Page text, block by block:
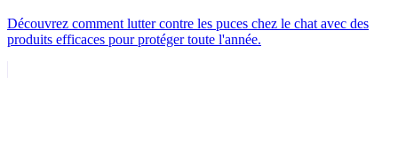
Découvrez comment lutter contre les puces chez le chat avec des
produits efficaces pour protéger toute l'année.